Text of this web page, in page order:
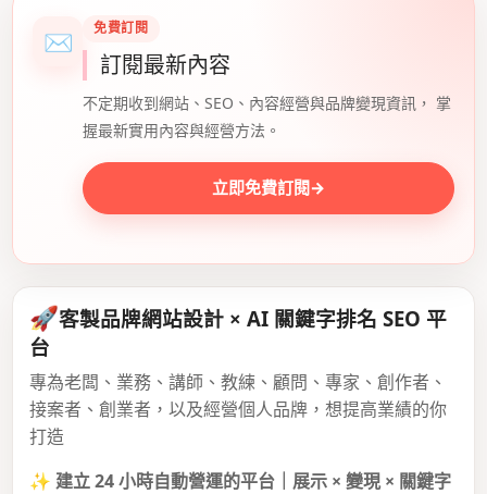
✉ 免費訂閱
訂閱最新內容
不定期收到網站、SEO、內容經營與品牌變現資訊， 掌
握最新實用內容與經營方法。
立即免費訂閱→
🚀客製品牌網站設計 × AI 關鍵字排名 SEO 平
台
專為老闆、業務、講師、教練、顧問、專家、創作者、
接案者、創業者，以及經營個人品牌，想提高業績的你
打造
✨ 建立 24 小時自動營運的平台｜展示 × 變現 × 關鍵字